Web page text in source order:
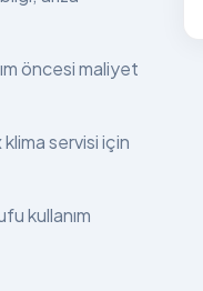
öncesi maliyet
servisi için
kullanım